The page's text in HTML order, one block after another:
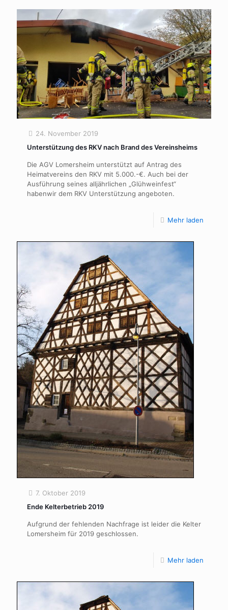
24. November 2019
Unterstützung des RKV nach Brand des Vereinsheims
Die AGV Lomersheim unterstützt auf Antrag des
Heimatvereins den RKV mit 5.000.-€. Auch bei der
Ausführung seines alljährlichen „Glühweinfest“
habenwir dem RKV Unterstützung angeboten.
Mehr laden
7. Oktober 2019
Ende Kelterbetrieb 2019
Aufgrund der fehlenden Nachfrage ist leider die Kelter
Lomersheim für 2019 geschlossen.
Mehr laden